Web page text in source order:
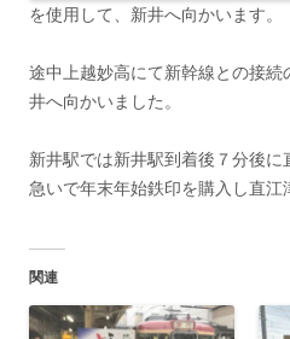
を使用して、新井へ向かいます。
途中上越妙高にて新幹線との接
井へ向かいました。
新井駅では新井駅到着後７分後に
急いで年末年始鉄印を購入し直江
関連